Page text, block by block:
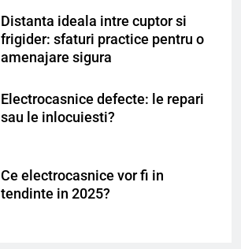
Distanta ideala intre cuptor si
frigider: sfaturi practice pentru o
amenajare sigura
Electrocasnice defecte: le repari
sau le inlocuiesti?
Ce electrocasnice vor fi in
tendinte in 2025?